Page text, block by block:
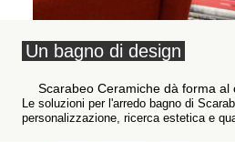
Un bagno di design
Scarabeo Ceramiche dà forma
Le soluzioni per l'arredo bagno di
personalizzazione, ricerca estetica e